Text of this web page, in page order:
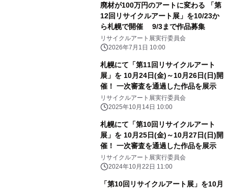
廃材が100万円のアートに変わる 「第
12回リサイクルアート展」を10/23か
ら札幌で開催 9/3まで作品募集
リサイクルアート展実行委員会
2026年7月1日 10:00
札幌にて「第11回リサイクルアート
展」を 10月24日(金)～10月26日(日)開
催！ 一次審査を通過した作品を展示
リサイクルアート展実行委員会
2025年10月14日 10:00
札幌にて「第10回リサイクルアート
展」を 10月25日(金)～10月27日(日)開
催！ 一次審査を通過した作品を展示
リサイクルアート展実行委員会
2024年10月22日 11:00
「第10回リサイクルアート展」を10月